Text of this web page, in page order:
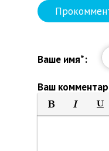
Ваше имя*:
Ваш
Полужирный
Курсив